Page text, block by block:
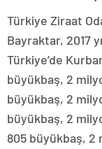
Türkiye Ziraat
Bayraktar, 2017
Türkiye’de
büyükbaş, 2
büyükbaş, 2
büyükbaş, 2
805 büyükbaş, 2